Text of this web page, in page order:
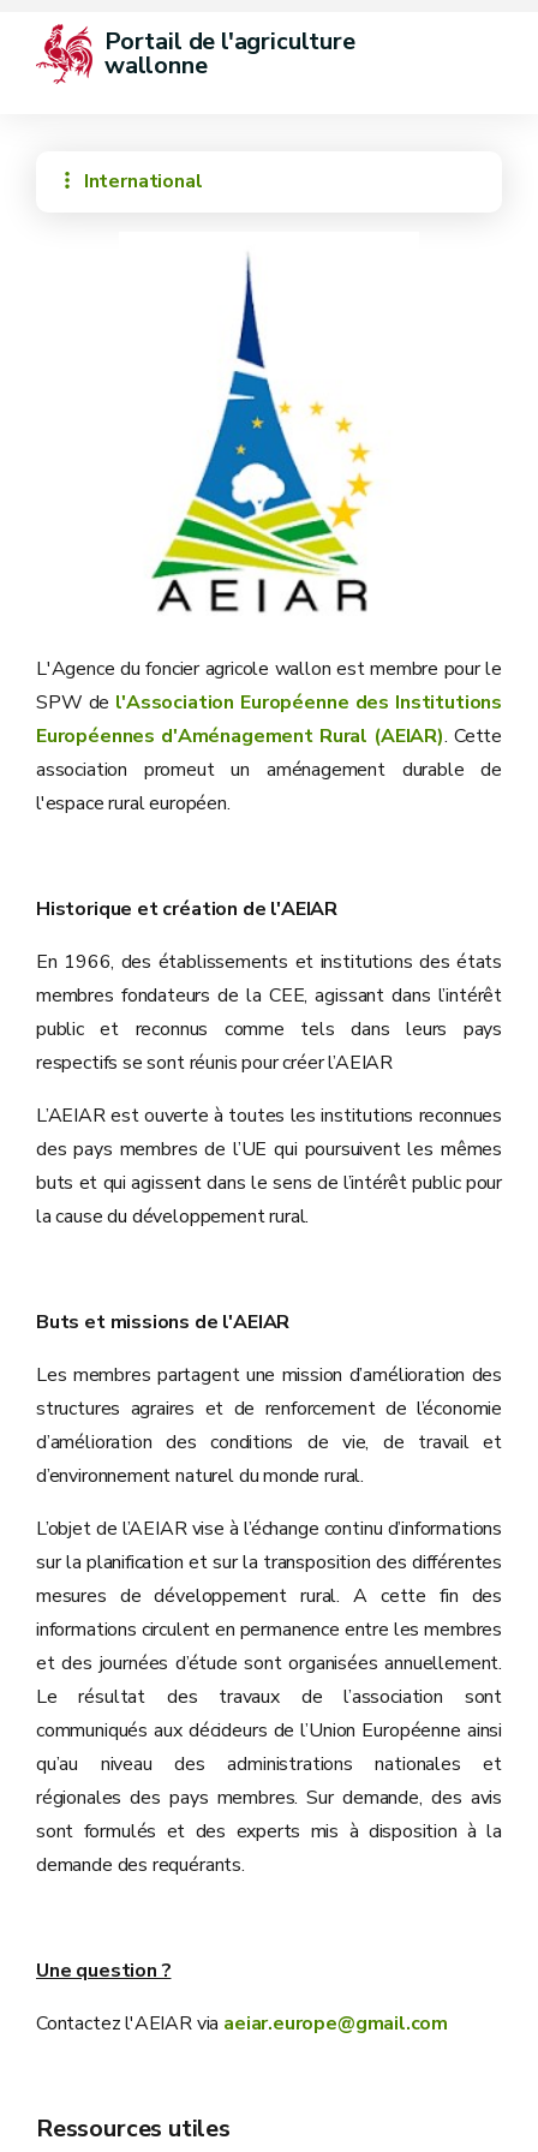
Portail de l'agriculture
wallonne
International
L'Agence du foncier agricole wallon est membre pour le
SPW de l'Association Européenne des Institutions
Européennes d'Aménagement Rural (AEIAR). Cette
association promeut un aménagement durable de
l'espace rural européen.
Historique et création de l'AEIAR
En 1966, des établissements et institutions des états
membres fondateurs de la CEE, agissant dans l’intérêt
public et reconnus comme tels dans leurs pays
respectifs se sont réunis pour créer l’AEIAR
L’AEIAR est ouverte à toutes les institutions reconnues
des pays membres de l’UE qui poursuivent les mêmes
buts et qui agissent dans le sens de l’intérêt public pour
la cause du développement rural.
Buts et missions de l'AEIAR
Les membres partagent une mission d’amélioration des
structures agraires et de renforcement de l’économie
d’amélioration des conditions de vie, de travail et
d’environnement naturel du monde rural.
L’objet de l’AEIAR vise à l’échange continu d’informations
sur la planification et sur la transposition des différentes
mesures de développement rural. A cette fin des
informations circulent en permanence entre les membres
et des journées d’étude sont organisées annuellement.
Le résultat des travaux de l’association sont
communiqués aux décideurs de l’Union Européenne ainsi
qu’au niveau des administrations nationales et
régionales des pays membres. Sur demande, des avis
sont formulés et des experts mis à disposition à la
demande des requérants.
Une question ?
Contactez l'AEIAR via aeiar.europe@gmail.com
Ressources utiles